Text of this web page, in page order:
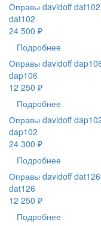
Оправы davidoff
dat102
24 500 ₽
Подробнее
Оправы davidoff
dap106
12 250 ₽
Подробнее
Оправы davidoff
dap102
24 300 ₽
Подробнее
Оправы davidoff dat126
dat126
12 250 ₽
Подробнее